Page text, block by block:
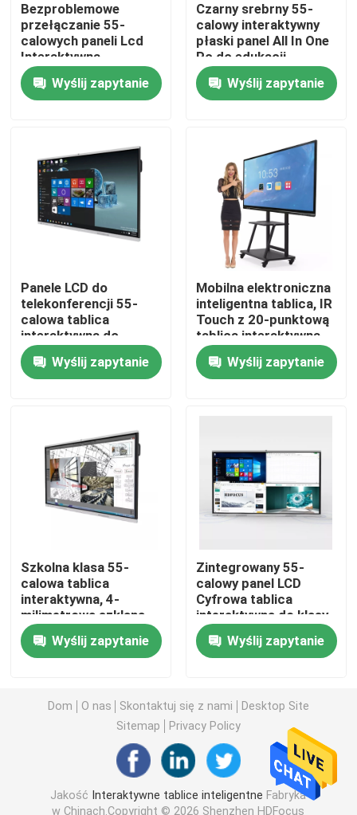
Produkty
O nas
Wycieczka po fabryce
Kontrola jakości
Poprosić o wycenę
Interaktywne tablice inteligentne
65-calowa inteligentna tablica
75-calowa inteligentna tablica
86-calowa inteligentna tablica
98-calowy interaktywny wyświetlacz
100-calowa inteligentna tablica
105-calowa inteligentna tablica
Inteligentna tablica o przekątnej 110 cali
Bezproblemowe
przełączanie 55-
calowych paneli Lcd
Interaktywna
inteligentna tablica do
szkołyWyślij zapytanie
Czarny srebrny 55-
calowy interaktywny
płaski panel All In One
Pc do edukacji
Wyślij zapytanie
Panele LCD do
telekonferencji 55-
calowa tablica
interaktywna do
szkoły
Wyślij zapytanie
Mobilna elektroniczna
inteligentna tablica, IR
Touch z 20-punktową
tablicą interaktywną
4k
Wyślij zapytanie
Szkolna klasa 55-
calowa tablica
interaktywna, 4-
milimetrowa szklana
inteligentna tablica
cyfrowaWyślij zapytanie
Zintegrowany 55-
calowy panel LCD
Cyfrowa tablica
interaktywna do klasy
Wyślij zapytanie
Dom O nas Skontaktuj się z nami
Desktop Site
Sitemap
Privacy Policy
Jakość Interaktywne tablice inteligentne Fabryka
w Chinach.Copyright © 2026 Shenzhen HDFocus